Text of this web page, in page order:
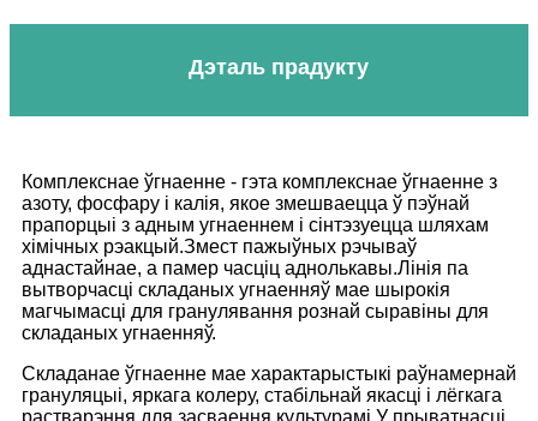
Дэталь прадукту
Комплекснае ўгнаенне - гэта комплекснае ўгнаенне з
азоту, фосфару і калія, якое змешваецца ў пэўнай
прапорцыі з адным угнаеннем і сінтэзуецца шляхам
хімічных рэакцый.Змест пажыўных рэчываў
аднастайнае, а памер часціц аднолькавы.Лінія па
вытворчасці складаных угнаенняў мае шырокія
магчымасці для гранулявання рознай сыравіны для
складаных угнаенняў.
Складанае ўгнаенне мае характарыстыкі раўнамернай
грануляцыі, яркага колеру, стабільнай якасці і лёгкага
растварэння для засваення культурамі.У прыватнасці,